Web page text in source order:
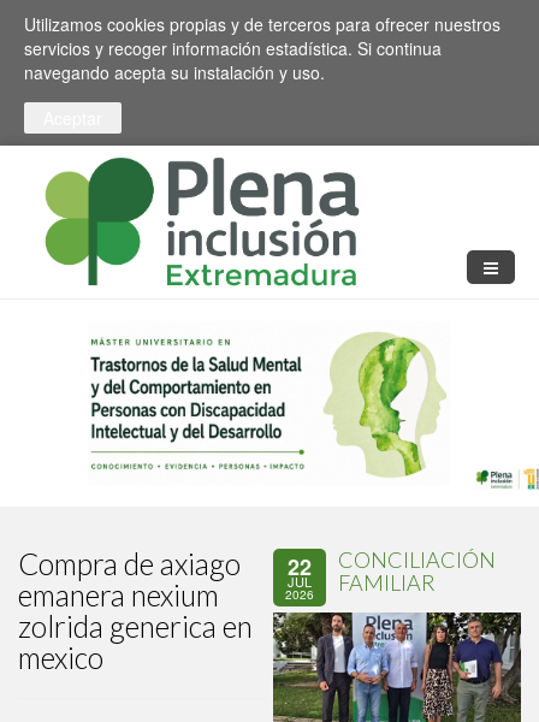
Pasar al contenido principal
Toggle high contrast
Utilizamos cookies propias y de terceros para ofrecer nuestros
servicios y recoger información estadística. Si continua
navegando acepta su instalación y uso.
Compra de axiago
emanera nexium
zolrida generica en
mexico
22
JUL
2026
CONCILIACIÓN
FAMILIAR